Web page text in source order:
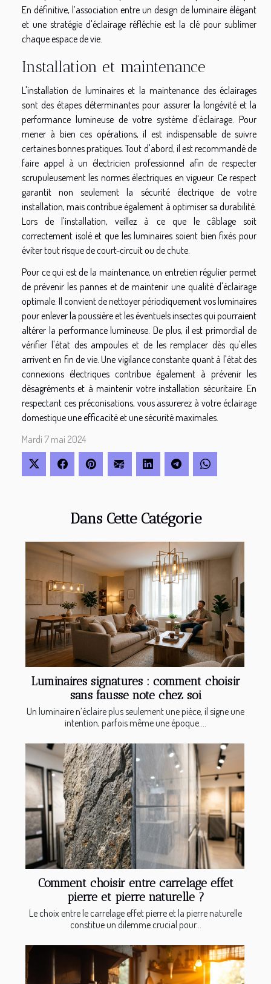
Dans Cette Catégorie
Luminaires signatures : comment choisir
sans fausse note chez soi
Un luminaire n’éclaire plus seulement une pièce, il signe une
intention, parfois même une époque....
Comment choisir entre carrelage effet
pierre et pierre naturelle ?
Le choix entre le carrelage effet pierre et la pierre naturelle
constitue un dilemme crucial pour...
En définitive, l’association entre un design de luminaire élégant
et une stratégie d'éclairage réfléchie est la clé pour sublimer
chaque espace de vie.
Installation et maintenance
L'installation de luminaires et la maintenance des éclairages
sont des étapes déterminantes pour assurer la longévité et la
performance lumineuse de votre système d'éclairage. Pour
mener à bien ces opérations, il est indispensable de suivre
certaines bonnes pratiques. Tout d'abord, il est recommandé de
faire appel à un électricien professionnel afin de respecter
scrupuleusement les normes électriques en vigueur. Ce respect
garantit non seulement la sécurité électrique de votre
installation, mais contribue également à optimiser sa durabilité.
Lors de l'installation, veillez à ce que le câblage soit
correctement isolé et que les luminaires soient bien fixés pour
éviter tout risque de court-circuit ou de chute.
Pour ce qui est de la maintenance, un entretien régulier permet
de prévenir les pannes et de maintenir une qualité d'éclairage
optimale. Il convient de nettoyer périodiquement vos luminaires
pour enlever la poussière et les éventuels insectes qui pourraient
altérer la performance lumineuse. De plus, il est primordial de
vérifier l'état des ampoules et de les remplacer dès qu'elles
arrivent en fin de vie. Une vigilance constante quant à l'état des
connexions électriques contribue également à prévenir les
désagréments et à maintenir votre installation sécuritaire. En
respectant ces préconisations, vous assurerez à votre éclairage
domestique une efficacité et une sécurité maximales.
Mardi 7 mai 2024